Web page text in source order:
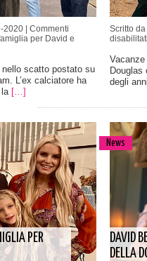
| Commenti
per David e
nello scatto postato su
L’ex calciatore ha
la […]
Scritto
disabilitati
Douglas
degli
PER
News
DAVID
DELLA